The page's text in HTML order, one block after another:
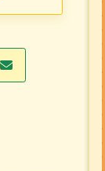
X